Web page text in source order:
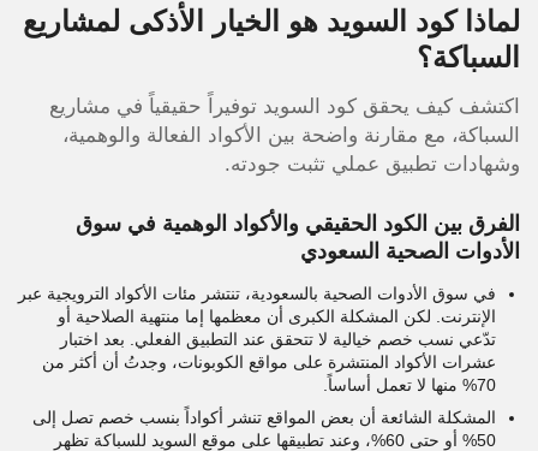
لماذا كود السويد هو الخيار الأذكى لمشاريع
السباكة؟
اكتشف كيف يحقق كود السويد توفيراً حقيقياً في مشاريع
السباكة، مع مقارنة واضحة بين الأكواد الفعالة والوهمية،
وشهادات تطبيق عملي تثبت جودته.
الفرق بين الكود الحقيقي والأكواد الوهمية في سوق
الأدوات الصحية السعودي
في سوق الأدوات الصحية بالسعودية، تنتشر مئات الأكواد الترويجية عبر
الإنترنت. لكن المشكلة الكبرى أن معظمها إما منتهية الصلاحية أو
تدّعي نسب خصم خيالية لا تتحقق عند التطبيق الفعلي. بعد اختبار
عشرات الأكواد المنتشرة على مواقع الكوبونات، وجدتُ أن أكثر من
70% منها لا تعمل أساساً.
المشكلة الشائعة أن بعض المواقع تنشر أكواداً بنسب خصم تصل إلى
50% أو حتى 60%، وعند تطبيقها على موقع السويد للسباكة تظهر